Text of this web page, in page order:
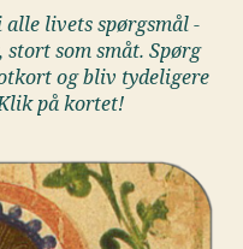
livets spørgsmål -
som småt. Spørg
og bliv tydeligere
på kortet!